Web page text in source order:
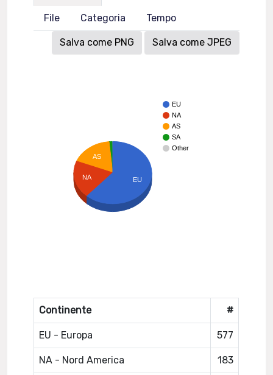
File Categoria Tempo
Salva come PNG Salva come JPEG
EU
NA
AS
SA
Other
AS
NA EU
Continente #
EU - Europa 577
NA - Nord America 183